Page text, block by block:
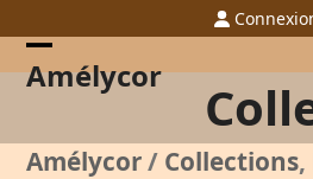
to
contentAmélycor
Open
menu
Close
menu
Amélycor/ Collections,